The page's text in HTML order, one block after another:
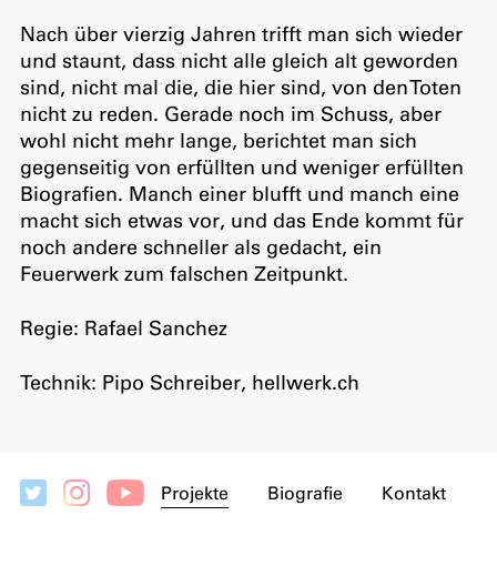
Nach über vierzig Jahren trifft man sich wieder
und staunt, dass nicht alle gleich alt geworden
sind, nicht mal die, die hier sind, von den Toten
nicht zu reden. Gerade noch im Schuss, aber
wohl nicht mehr lange, berichtet man sich
gegenseitig von erfüllten und weniger erfüllten
Biografien. Manch einer blufft und manch eine
macht sich etwas vor, und das Ende kommt für
noch andere schneller als gedacht, ein
Feuerwerk zum falschen Zeitpunkt.
Regie: Rafael Sanchez
Technik: Pipo Schreiber, hellwerk.ch
Projekte Biografie Kontakt